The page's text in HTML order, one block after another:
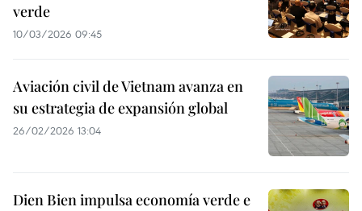
verde
10/03/2026 09:45
Aviación civil de Vietnam avanza en
su estrategia de expansión global
26/02/2026 13:04
Dien Bien impulsa economía verde e